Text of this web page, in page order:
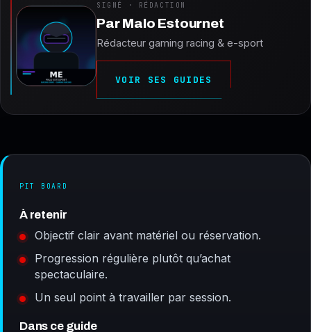
SIGNÉ · RÉDACTION
ParMalo Estournet
Rédacteur gaming racing & e-sport
VOIR SES GUIDES
PIT BOARD
À retenir
Objectif clair avant matériel ou réservation.
Progression régulière plutôt qu’achat
spectaculaire.
Un seul point à travailler par session.
Dans ce guide